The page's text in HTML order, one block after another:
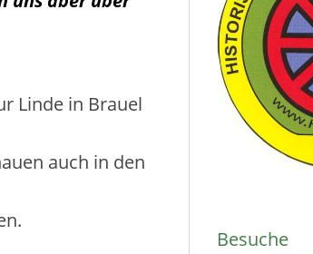
Linde in Brauel
auch in den
Besuche